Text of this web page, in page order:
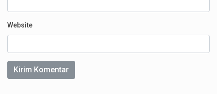
Website